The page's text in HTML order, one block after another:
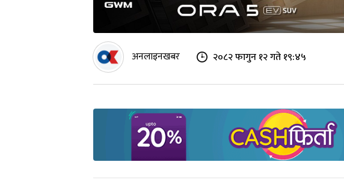
अनलाइनखबर २०८२ फागुन १२ गते १९:४५